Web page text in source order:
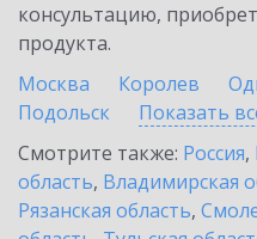
консультацию,
продукта.
Москва
Королев
Подольск
Показать
Смотрите также: Россия,
область, Владимирская
Рязанская область,